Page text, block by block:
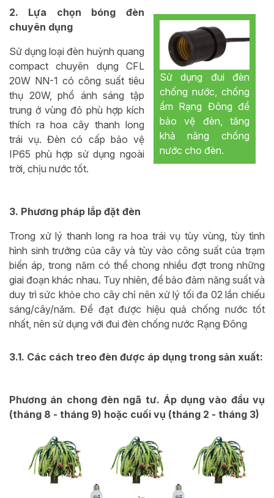
Sử dụng đui đèn
chống nước, chống
ẩm Rạng Đông để
bảo vệ đèn, tăng
khả năng chống
nước cho đèn.
2. Lựa chọn bóng đèn
chuyên dụng
Sử dụng loại đèn huỳnh quang
compact chuyên dụng CFL
20W NN-1 có công suất tiêu
thụ 20W, phổ ánh sáng tập
trung ở vùng đỏ phù hợp kích
thích ra hoa cây thanh long
trái vụ. Đèn có cấp bảo vệ
IP65 phù hợp sử dụng ngoài
trời, chịu nước tốt.
3. Phương pháp lắp đặt đèn
Trong xử lý thanh long ra hoa trái vụ tùy vùng, tùy tình
hình sinh trưởng của cây và tùy vào công suất của trạm
biến áp, trong năm có thể chong nhiều đợt trong những
giai đoạn khác nhau. Tuy nhiên, để bảo đảm năng suất và
duy trì sức khỏe cho cây chỉ nên xử lý tối đa 02 lần chiếu
sáng/cây/năm. Để đạt được hiệu quả chống nước tốt
nhất, nên sử dụng với đui đèn chống nước Rạng Đông
3.1. Các cách treo đèn được áp dụng trong sản xuất:
Phương án chong đèn ngã tư. Áp dụng vào đầu vụ
(tháng 8 - tháng 9) hoặc cuối vụ (tháng 2 - tháng 3)